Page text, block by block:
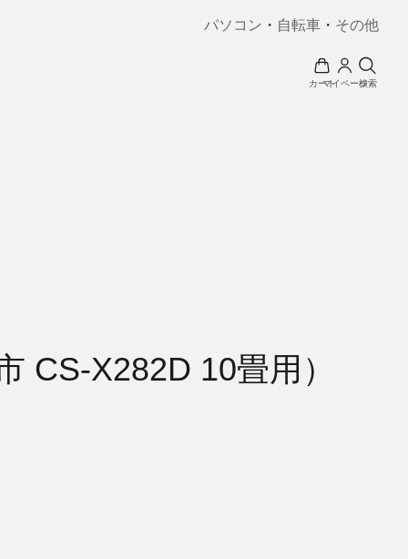
パソコン ・ 自転車 ・ その他
カートマイページ検索
CS-X282D 10畳用）